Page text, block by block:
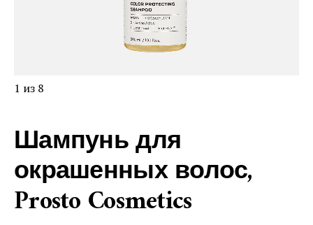
1 из 8
Шампунь для
окрашенных волос,
Prosto Cosmetics